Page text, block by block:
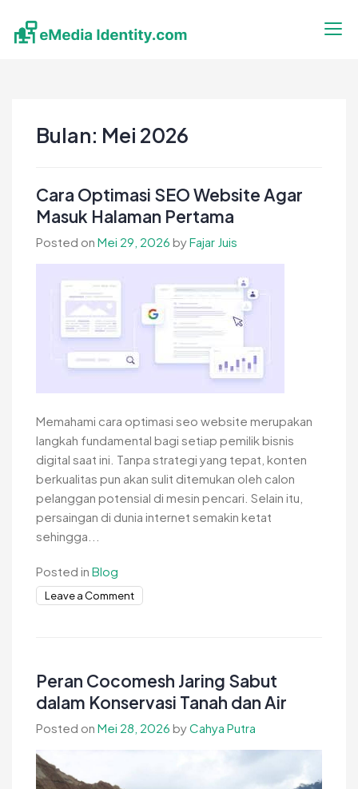
content
Bulan: Mei 2026
Cara Optimasi SEO Website Agar
Masuk Halaman Pertama
Posted on Mei 29, 2026 byFajar Juis
Memahami cara optimasi seo website merupakan
langkah fundamental bagi setiap pemilik bisnis
digital saat ini. Tanpa strategi yang tepat, konten
berkualitas pun akan sulit ditemukan oleh calon
pelanggan potensial di mesin pencari. Selain itu,
persaingan di dunia internet semakin ketat
sehingga...
Posted in Blog
Leave a Commenton
Agar
Masuk
Halaman
Pertama
Peran Cocomesh Jaring Sabut
dalam Konservasi Tanah dan Air
Posted on Mei 28, 2026 byCahya Putra